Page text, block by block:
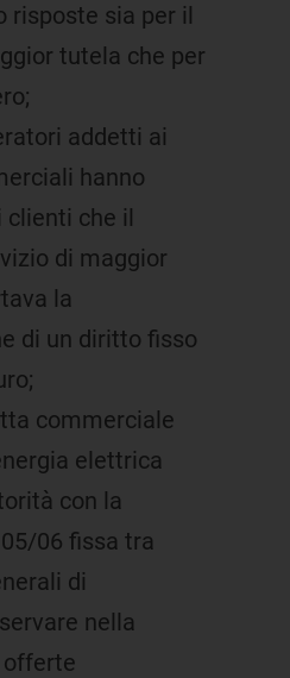
risposte sia per il
tutela che per
addetti ai
hanno
clienti che il
di maggior
la
di un diritto fisso
commerciale
elettrica
con la
06 fissa tra
di
nella
offerte